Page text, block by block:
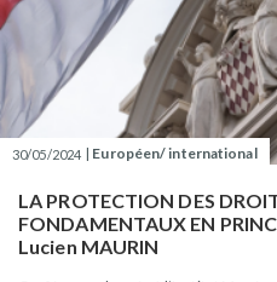
30/05/2024 | Européen/ international
LA PROTECTION DES
FONDAMENTAUX EN
Lucien MAURIN